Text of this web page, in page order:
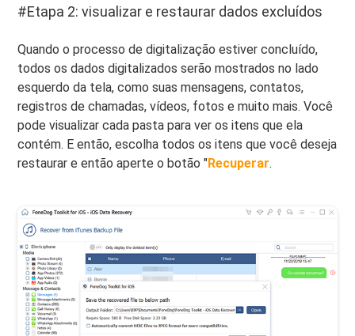
#Etapa 2: visualizar e restaurar dados excluídos
Quando o processo de digitalização estiver concluído,
todos os dados digitalizados serão mostrados no lado
esquerdo da tela, como suas mensagens, contatos,
registros de chamadas, vídeos, fotos e muito mais. Você
pode visualizar cada pasta para ver os itens que ela
contém. E então, escolha todos os itens que você deseja
restaurar e então aperte o botão "Recuperar.